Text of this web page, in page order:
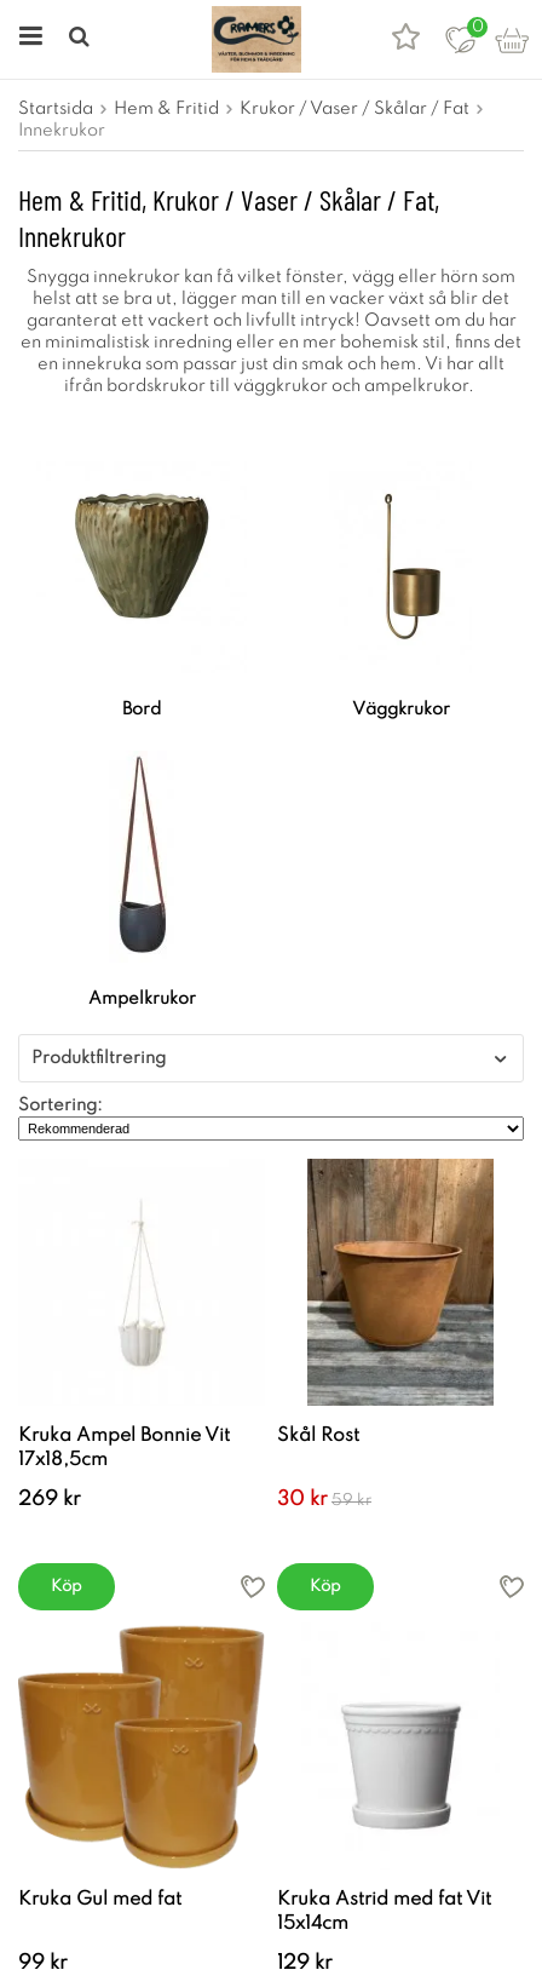
0
Startsida Hem & Fritid
Krukor / Vaser / Skålar / Fat
Innekrukor
Hem & Fritid, Krukor / Vaser / Skålar / Fat,
Innekrukor
Snygga innekrukor kan få vilket fönster, vägg eller hörn som
helst att se bra ut, lägger man till en vacker växt så blir det
garanterat ett vackert och livfullt intryck! Oavsett om du har
en minimalistisk inredning eller en mer bohemisk stil, finns det
en innekruka som passar just din smak och hem. Vi har allt
ifrån bordskrukor till väggkrukor och ampelkrukor.
Bord Väggkrukor
Ampelkrukor
Produktfiltrering
Sortering:
Kruka Ampel Bonnie Vit
17x18,5cm
269 kr
Köp
Skål Rost
30 kr 59 kr
Köp
Kruka Gul med fat
99 kr
Kruka Astrid med fat Vit
15x14cm
129 kr